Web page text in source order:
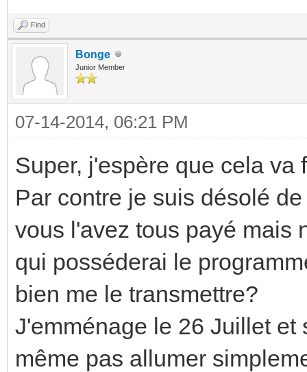
Find
Bonge
Junior Member
07-14-2014, 06:21 PM
Super, j'espère que cela
Par contre je suis désolé
vous l'avez tous payé mais
qui posséderai le
bien me le transmettre?
J'emménage le 26 Juillet
même pas allumer